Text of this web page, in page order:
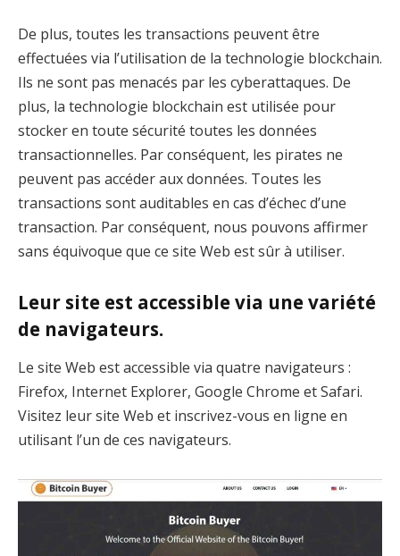
De plus, toutes les transactions peuvent être
effectuées via l’utilisation de la technologie blockchain.
Ils ne sont pas menacés par les cyberattaques. De
plus, la technologie blockchain est utilisée pour
stocker en toute sécurité toutes les données
transactionnelles. Par conséquent, les pirates ne
peuvent pas accéder aux données. Toutes les
transactions sont auditables en cas d’échec d’une
transaction. Par conséquent, nous pouvons affirmer
sans équivoque que ce site Web est sûr à utiliser.
Leur site est accessible via une variété
de navigateurs.
Le site Web est accessible via quatre navigateurs :
Firefox, Internet Explorer, Google Chrome et Safari.
Visitez leur site Web et inscrivez-vous en ligne en
utilisant l’un de ces navigateurs.